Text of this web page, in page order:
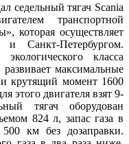
седельный тягач Scania
транспортной
осуществляет
Санкт-Петербургом.
класса
максимальные
крутящий момент 1600
этого двигателя взят 9-
тягач оборудован
824 л, запас газа в
км без дозаправки.